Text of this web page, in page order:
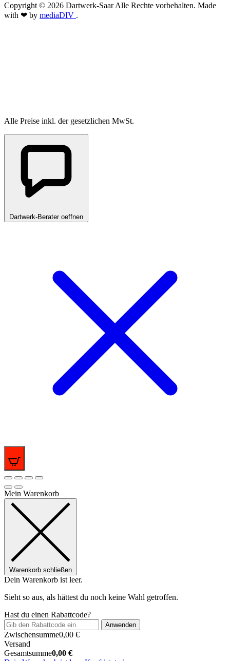
Copyright © 2026 Dartwerk-Saar Alle Rechte vorbehalten. Made
with ❤ by mediaDIV .
Alle Preise inkl. der gesetzlichen MwSt.
Dartwerk-Berater oeffnen
Mein Warenkorb
Warenkorb schließen
Dein Warenkorb ist leer.
Sieht so aus, als hättest du noch keine Wahl getroffen.
Hast du einen Rabattcode?
Anwenden
Zwischensumme0,00 €
Versand
Gesamtsumme0,00 €